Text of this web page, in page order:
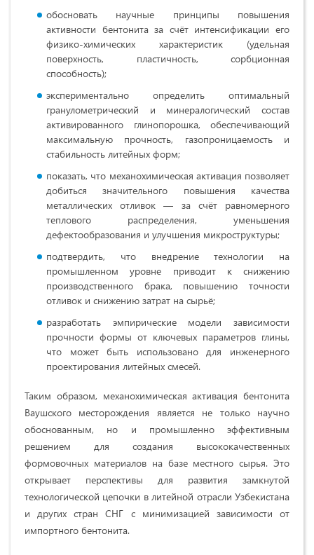
обосновать научные принципы повышения
активности бентонита за счёт интенсификации его
физико-химических характеристик (удельная
поверхность, пластичность, сорбционная
способность);
экспериментально определить оптимальный
гранулометрический и минералогический состав
активированного глинопорошка, обеспечивающий
максимальную прочность, газопроницаемость и
стабильность литейных форм;
показать, что механохимическая активация позволяет
добиться значительного повышения качества
металлических отливок — за счёт равномерного
теплового распределения, уменьшения
дефектообразования и улучшения микроструктуры;
подтвердить, что внедрение технологии на
промышленном уровне приводит к снижению
производственного брака, повышению точности
отливок и снижению затрат на сырьё;
разработать эмпирические модели зависимости
прочности формы от ключевых параметров глины,
что может быть использовано для инженерного
проектирования литейных смесей.
Таким образом, механохимическая активация бентонита
Ваушского месторождения является не только научно
обоснованным, но и промышленно эффективным
решением для создания высококачественных
формовочных материалов на базе местного сырья. Это
открывает перспективы для развития замкнутой
технологической цепочки в литейной отрасли Узбекистана
и других стран СНГ с минимизацией зависимости от
импортного бентонита.